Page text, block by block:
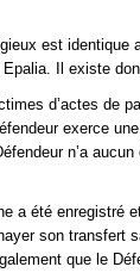
est identique
Il existe
d’actes de
exerce
n’a
a été enregistré
son transfert
que le